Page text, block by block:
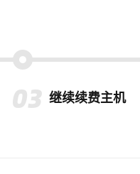
继续续费主机